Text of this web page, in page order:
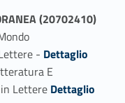
(20702410)
- Link identifier #identifier_person_111528-1
Dettaglio
E
Lettere Link identifier #identifier_person_173461-2
Dettaglio